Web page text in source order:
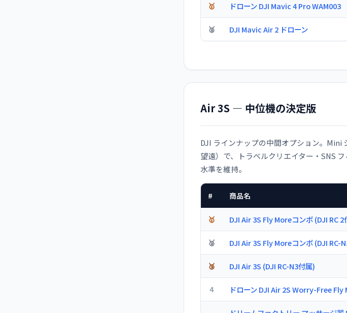
🥇 ドローン DJI Mavic 4 Pro WAM003
🥈 DJI Mavic Air 2 ドローン
Air 3S — 中位機の決定版
DJI ラインナップの中間オプション。Mini
望遠）で、トラベルクリエイター・SNS
水準を維持。
# 商品名
🥇 DJI Air 3S Fly Moreコンボ (DJI RC 2
🥈 DJI Air 3S Fly Moreコンボ (DJI RC-
🥉 DJI Air 3S (DJI RC-N3付属)
4 ドローン DJI Air 2S Worry-Free Fly